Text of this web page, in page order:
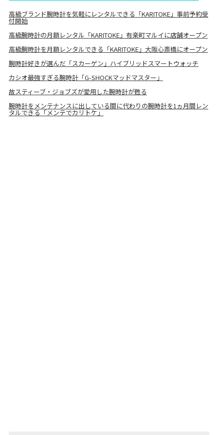
高級ブランド腕時計を気軽にレンタルできる「KARITOKE」事前予約受
付開始
高級腕時計の月額レンタル「KARITOKE」有楽町マルイに店舗オープン
高級腕時計を月額レンタルできる「KARITOKE」大阪心斎橋にオープン
腕時計好きが選んだ「スカーゲン」ハイブリッドスマートウォッチ
カシオ最強すぎる腕時計「G-SHOCKマッドマスター」
故スティーブ・ジョブズが愛用した腕時計が甦る
腕時計をメンテナンスに出している間に代わりの腕時計を1ヵ月間レン
タルできる「メンテでカリトケ」